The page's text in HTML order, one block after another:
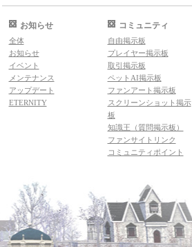
お知らせ
全体
お知らせ
イベント
メンテナンス
アップデート
ETERNITY
コミュニティ
自由掲示板
プレイヤー掲示板
取引掲示板
ペットAI掲示板
ファンアート掲示板
スクリーンショット掲示
板
知識王（質問掲示板）
ファンサイトリンク
コミュニティポイント